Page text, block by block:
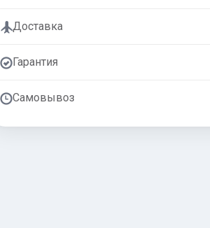
Доставка
Гарантия
Самовывоз